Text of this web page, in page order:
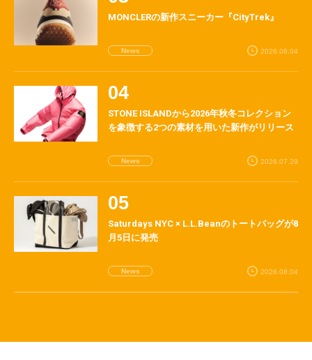
MONCLERの新作スニーカー『CityTrek』
News 2026.08.04
STONE ISLANDから2026年秋冬コレクション
を象徴する2つの素材を用いた新作がリリース
News 2026.07.29
Saturdays NYC × L.L.Beanのトートバッグが8
月5日に発売
News 2026.08.04